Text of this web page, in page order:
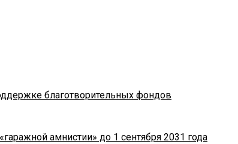
благотворительных фондов
амнистии» до 1 сентября 2031 года